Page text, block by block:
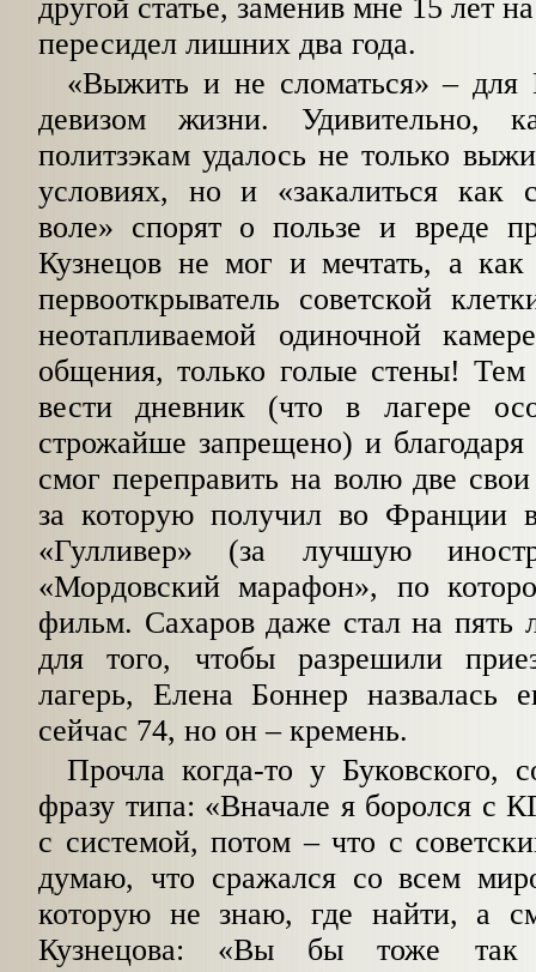
другой статье, заменив мне 15 лет
пересидел лишних два года.
«Выжить и не сломаться» – для
девизом жизни. Удивительно,
политзэкам удалось не только
условиях, но и «закалиться как
воле» спорят о пользе и вреде
Кузнецов не мог и мечтать, а как
первооткрыватель советской
неотапливаемой одиночной
общения, только голые стены! Тем
вести дневник (что в лагере
строжайше запрещено) и
смог переправить на волю две
за которую получил во Франции
«Гулливер» (за лучшую
«Мордовский марафон», по
фильм. Сахаров даже стал на пять
для того, чтобы разрешили
лагерь, Елена Боннер назвалась
сейчас 74, но он – кремень.
Прочла когда-то у Буковского,
фразу типа: «Вначале я боролся с
с системой, потом – что с
думаю, что сражался со всем
которую не знаю, где найти, а
Кузнецова: «Вы бы тоже так